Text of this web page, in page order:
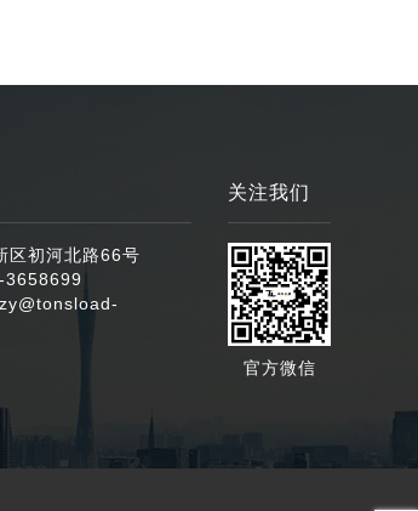
区初河北路66号
3658699
关注我们
官方微信